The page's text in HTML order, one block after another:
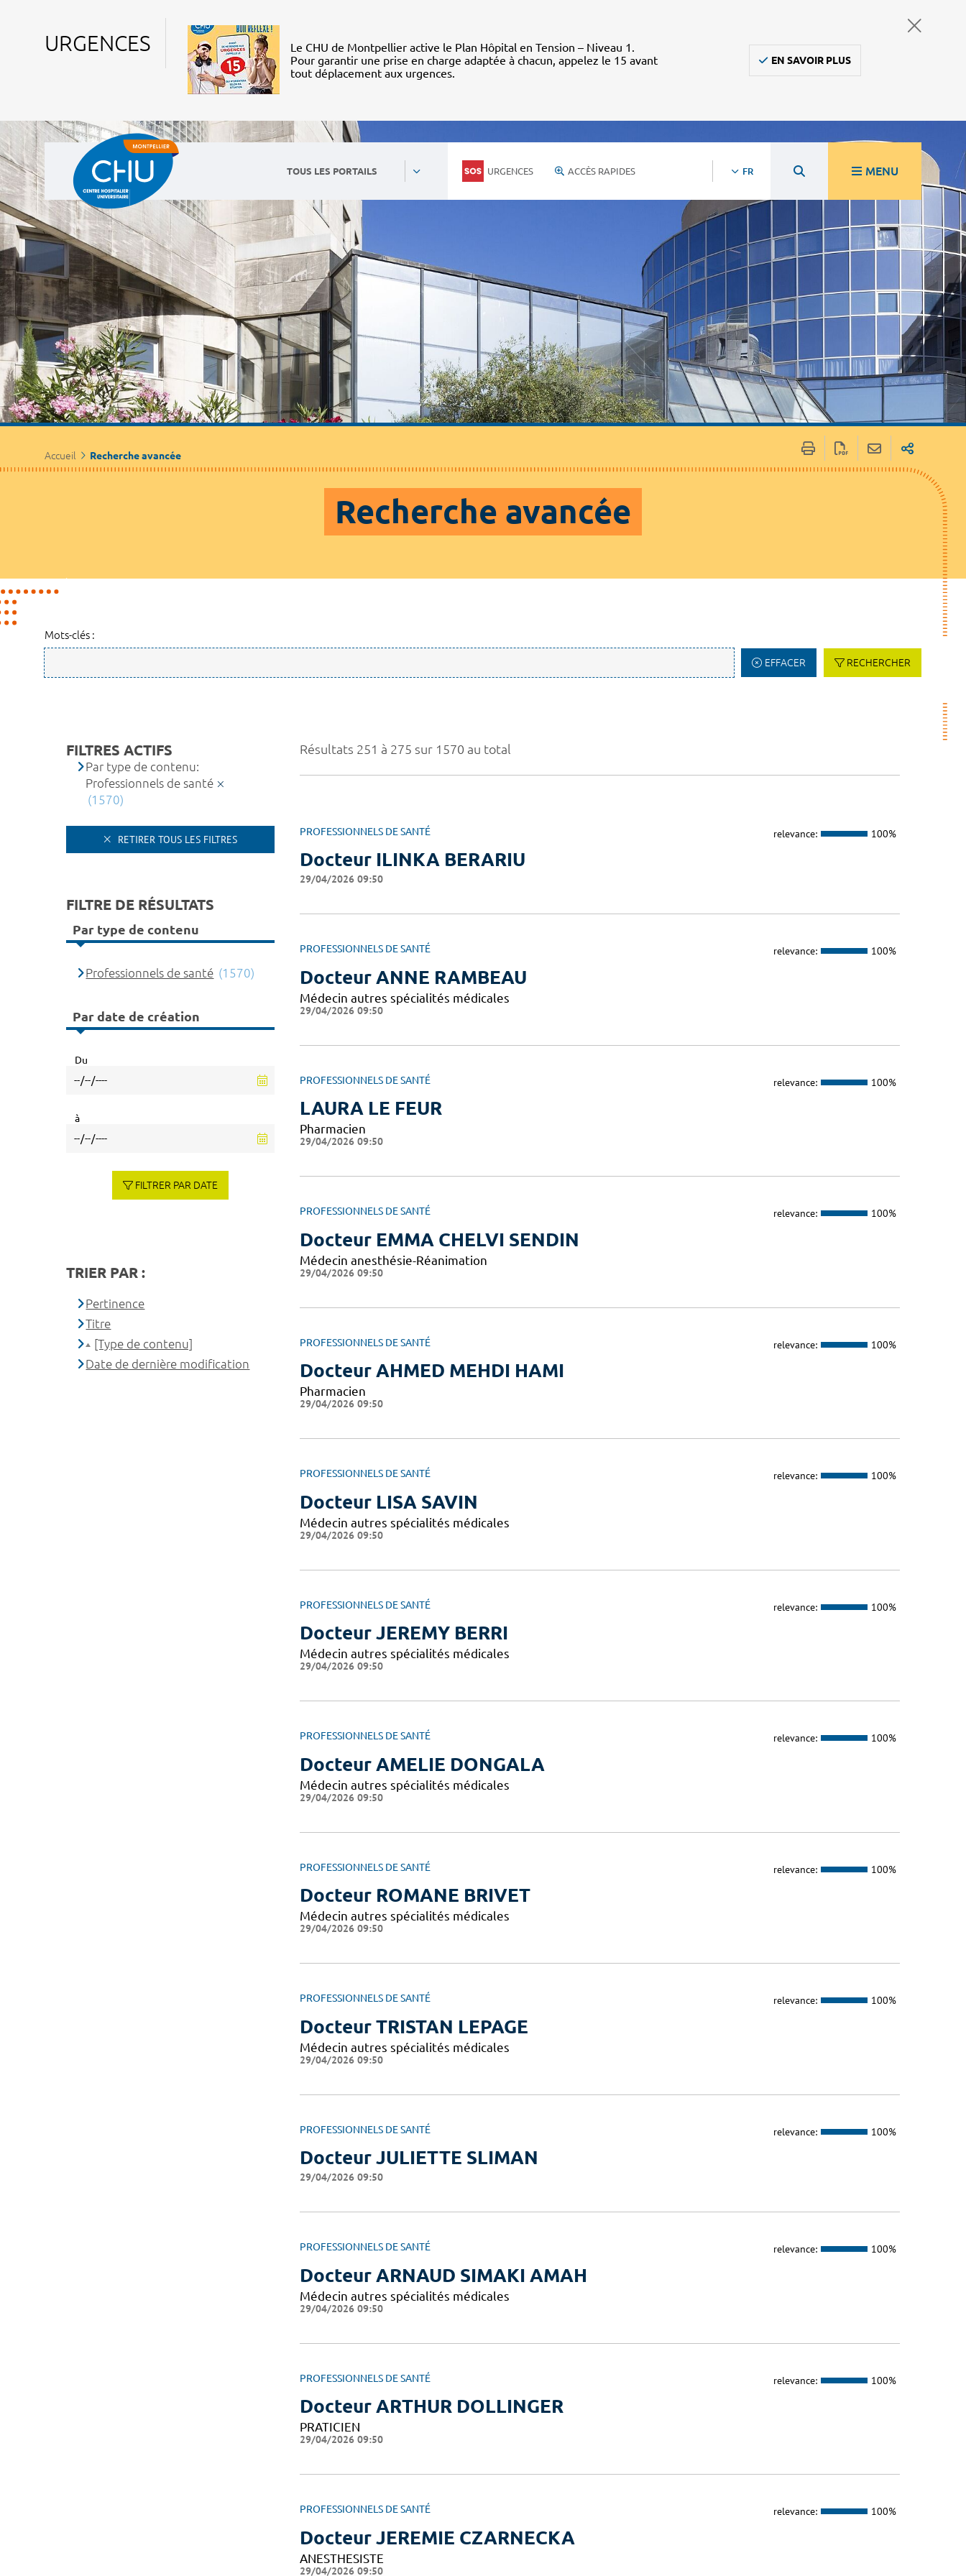
URGENCES
Le CHU de Montpellier active le Plan Hôpital en Tension – Niveau 1.
Pour garantir une prise en charge adaptée à chacun, appelez le 15 avant
tout déplacement aux urgences.
EN SAVOIR PLUS
TOUS LES PORTAILS URGENCES ACCÈS RAPIDES FR MENU
Accueil Recherche avancée
Recherche avancée
Mots-clés :
EFFACER RECHERCHER
Résultats 251 à 275 sur 1570 au total
PROFESSIONNELS DE SANTÉ relevance: 100%
Docteur ILINKA BERARIU
29/04/2026 09:50
PROFESSIONNELS DE SANTÉ relevance: 100%
Docteur ANNE RAMBEAU
Médecin autres spécialités médicales
29/04/2026 09:50
PROFESSIONNELS DE SANTÉ relevance: 100%
LAURA LE FEUR
Pharmacien
29/04/2026 09:50
PROFESSIONNELS DE SANTÉ relevance: 100%
Docteur EMMA CHELVI SENDIN
Médecin anesthésie-Réanimation
29/04/2026 09:50
PROFESSIONNELS DE SANTÉ relevance: 100%
Docteur AHMED MEHDI HAMI
Pharmacien
29/04/2026 09:50
PROFESSIONNELS DE SANTÉ relevance: 100%
Docteur LISA SAVIN
Médecin autres spécialités médicales
29/04/2026 09:50
PROFESSIONNELS DE SANTÉ relevance: 100%
Docteur JEREMY BERRI
Médecin autres spécialités médicales
29/04/2026 09:50
PROFESSIONNELS DE SANTÉ relevance: 100%
Docteur AMELIE DONGALA
Médecin autres spécialités médicales
29/04/2026 09:50
PROFESSIONNELS DE SANTÉ relevance: 100%
Docteur ROMANE BRIVET
Médecin autres spécialités médicales
29/04/2026 09:50
PROFESSIONNELS DE SANTÉ relevance: 100%
Docteur TRISTAN LEPAGE
Médecin autres spécialités médicales
29/04/2026 09:50
PROFESSIONNELS DE SANTÉ relevance: 100%
Docteur JULIETTE SLIMAN
29/04/2026 09:50
PROFESSIONNELS DE SANTÉ relevance: 100%
Docteur ARNAUD SIMAKI AMAH
Médecin autres spécialités médicales
29/04/2026 09:50
PROFESSIONNELS DE SANTÉ relevance: 100%
Docteur ARTHUR DOLLINGER
PRATICIEN
29/04/2026 09:50
PROFESSIONNELS DE SANTÉ relevance: 100%
Docteur JEREMIE CZARNECKA
ANESTHESISTE
29/04/2026 09:50
FILTRES ACTIFS
Par type de contenu:
Professionnels de santé
(1570)
RETIRER TOUS LES FILTRES
FILTRE DE RÉSULTATS
Par type de contenu
Professionnels de santé (1570)
Par date de création
Du
à
FILTRER PAR DATE
TRIER PAR :
Pertinence
Titre
[Type de contenu]
Date de dernière modification